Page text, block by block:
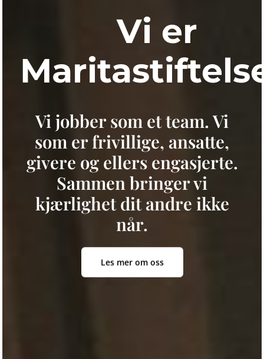
Vi er
Vi jobber som et team. Vi
som er frivillige, ansatte,
givere og ellers engasjerte.
Sammen bringer vi
kjærlighet dit andre ikke
når.
Les mer om oss